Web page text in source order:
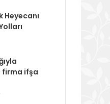
Heyecanı
firma ifşa